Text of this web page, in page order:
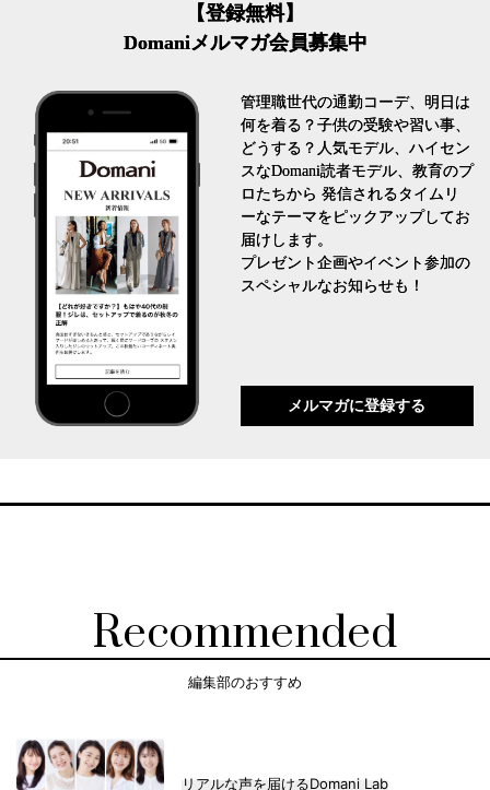
【登録無料】
Domaniメルマガ会員募集中
管理職世代の通勤コーデ、明日は
何を着る？子供の受験や習い事、
どうする？人気モデル、ハイセン
スなDomani読者モデル、教育のプ
ロたちから 発信されるタイムリ
ーなテーマをピックアップしてお
届けします。
プレゼント企画やイベント参加の
スペシャルなお知らせも！
メルマガに登録する
Recommended
編集部のおすすめ
リアルな声を届けるDomani Lab